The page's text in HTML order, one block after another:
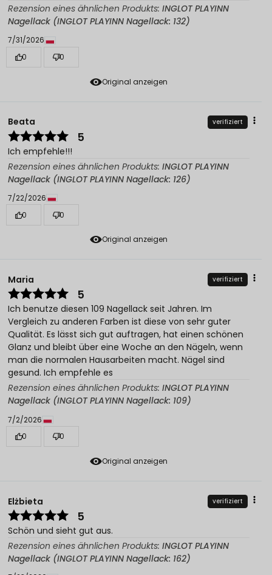
Original anzeigen
Rezension eines ähnlichen Produkts: INGLOT PLAYINN
Nagellack (INGLOT PLAYINN Nagellack: 132)
7/31/2026
0
0
Original anzeigen
Beata verifiziert
5
Ich empfehle!!!
Rezension eines ähnlichen Produkts: INGLOT PLAYINN
Nagellack (INGLOT PLAYINN Nagellack: 126)
7/22/2026
0
0
Original anzeigen
Maria verifiziert
5
Ich benutze diesen 109 Nagellack seit Jahren. Im
Vergleich zu anderen Farben ist diese von sehr guter
Qualität. Es lässt sich gut auftragen, hat einen schönen
Glanz und bleibt über eine Woche an den Nägeln, wenn
man die normalen Hausarbeiten macht. Nägel sind
gesund. Ich empfehle es
Rezension eines ähnlichen Produkts: INGLOT PLAYINN
Nagellack (INGLOT PLAYINN Nagellack: 109)
7/2/2026
0
0
Elżbieta verifiziert
5
Schön und sieht gut aus.
Rezension eines ähnlichen Produkts: INGLOT PLAYINN
Nagellack (INGLOT PLAYINN Nagellack: 162)